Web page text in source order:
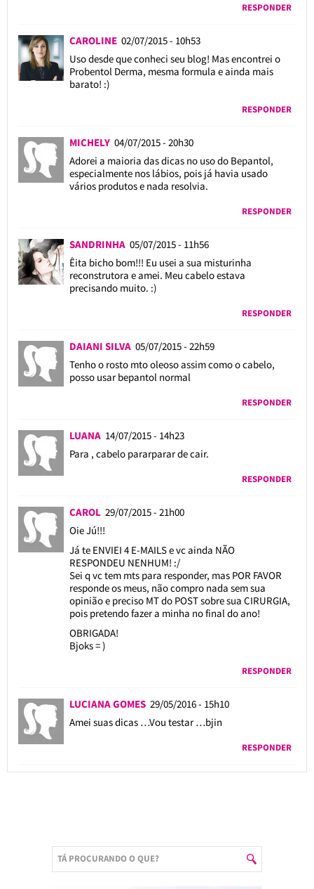
RESPONDER
CAROLINE 02/07/2015 - 10h53
Uso desde que conheci seu blog! Mas encontrei o
Probentol Derma, mesma formula e ainda mais
barato! :)
RESPONDER
MICHELY 04/07/2015 - 20h30
Adorei a maioria das dicas no uso do Bepantol,
especialmente nos lábios, pois já havia usado
vários produtos e nada resolvia.
RESPONDER
SANDRINHA 05/07/2015 - 11h56
Êita bicho bom!!! Eu usei a sua misturinha
reconstrutora e amei. Meu cabelo estava
precisando muito. :)
RESPONDER
DAIANI SILVA 05/07/2015 - 22h59
Tenho o rosto mto oleoso assim como o cabelo,
posso usar bepantol normal
RESPONDER
LUANA 14/07/2015 - 14h23
Para , cabelo pararparar de cair.
RESPONDER
CAROL 29/07/2015 - 21h00
Oie Jú!!!
Já te ENVIEI 4 E-MAILS e vc ainda NÃO
RESPONDEU NENHUM! :/
Sei q vc tem mts para responder, mas POR FAVOR
responde os meus, não compro nada sem sua
opinião e preciso MT do POST sobre sua CIRURGIA,
pois pretendo fazer a minha no final do ano!
OBRIGADA!
Bjoks = )
RESPONDER
LUCIANA GOMES 29/05/2016 - 15h10
Amei suas dicas …Vou testar …bjin
RESPONDER